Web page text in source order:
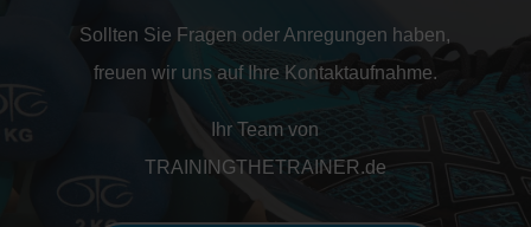
Sollten Sie Fragen oder Anregungen haben,
freuen wir uns auf Ihre Kontaktaufnahme.
Ihr Team von
TRAININGTHETRAINER.de